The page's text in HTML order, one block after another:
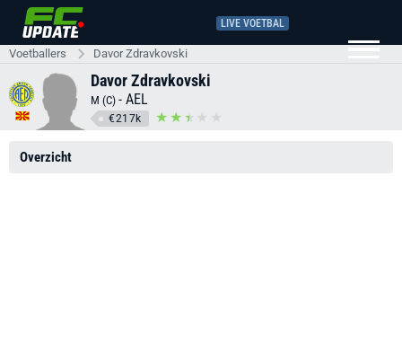
LIVE VOETBAL
Voetballers Davor Zdravkovski
Davor Zdravkovski
M (C) - AEL
€217k
Overzicht